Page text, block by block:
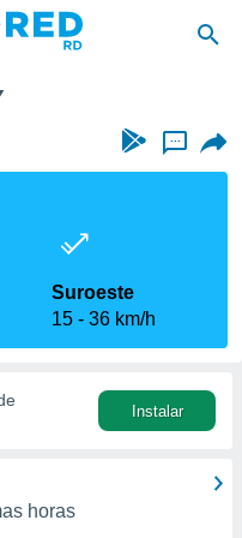
...
Suroeste
15
36 km/h
Instalar
horas